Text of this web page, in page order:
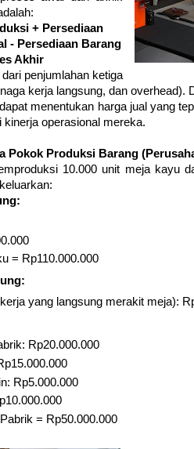
+ Persediaan
- Persediaan Barang
Akhir
penjumlahan ketiga
kerja langsung, dan overhead).
menentukan harga jual yang
operasional mereka.
Pokok Produksi Barang
10.000 unit meja kayu
= Rp110.000.000
yang langsung merakit meja):
Rp20.000.000
Rp5.000.000
= Rp50.000.000